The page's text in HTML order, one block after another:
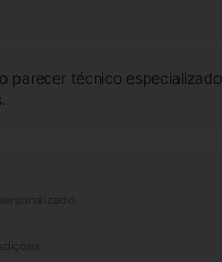
parecer técnico especializado